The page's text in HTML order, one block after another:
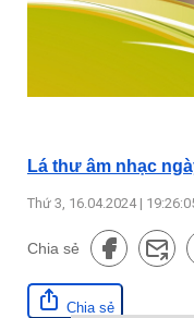
Lá thư âm nhạc
Thứ 3, 16.04.2024 |
Chia sẻ
Chia sẻ